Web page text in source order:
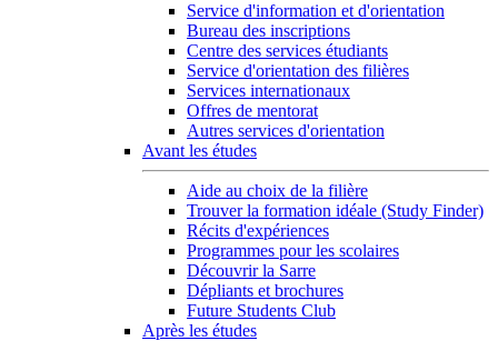
Service d'information et d'orientation
Bureau des inscriptions
Centre des services étudiants
Service d'orientation des filières
Services internationaux
Offres de mentorat
Autres services d'orientation
Avant les études
Aide au choix de la filière
Trouver la formation idéale (Study Finder)
Récits d'expériences
Programmes pour les scolaires
Découvrir la Sarre
Dépliants et brochures
Future Students Club
Après les études